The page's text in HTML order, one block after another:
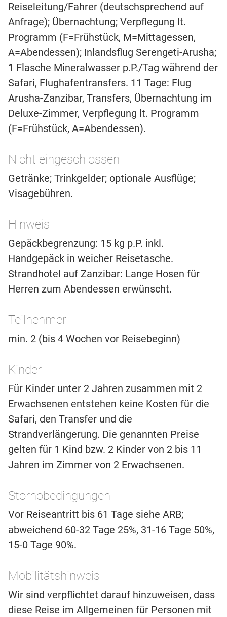
Reiseleitung/Fahrer (deutschsprechend auf
Anfrage); Übernachtung; Verpflegung lt.
Programm (F=Frühstück, M=Mittagessen,
A=Abendessen); Inlandsflug Serengeti-Arusha;
1 Flasche Mineralwasser p.P./Tag während der
Safari, Flughafentransfers. 11 Tage: Flug
Arusha-Zanzibar, Transfers, Übernachtung im
Deluxe-Zimmer, Verpflegung lt. Programm
(F=Frühstück, A=Abendessen).
Nicht eingeschlossen
Getränke; Trinkgelder; optionale Ausflüge;
Visagebühren.
Hinweis
Gepäckbegrenzung: 15 kg p.P. inkl.
Handgepäck in weicher Reisetasche.
Strandhotel auf Zanzibar: Lange Hosen für
Herren zum Abendessen erwünscht.
Teilnehmer
min. 2 (bis 4 Wochen vor Reisebeginn)
Kinder
Für Kinder unter 2 Jahren zusammen mit 2
Erwachsenen entstehen keine Kosten für die
Safari, den Transfer und die
Strandverlängerung. Die genannten Preise
gelten für 1 Kind bzw. 2 Kinder von 2 bis 11
Jahren im Zimmer von 2 Erwachsenen.
Stornobedingungen
Vor Reiseantritt bis 61 Tage siehe ARB;
abweichend 60-32 Tage 25%, 31-16 Tage 50%,
15-0 Tage 90%.
Mobilitätshinweis
Wir sind verpflichtet darauf hinzuweisen, dass
diese Reise im Allgemeinen für Personen mit